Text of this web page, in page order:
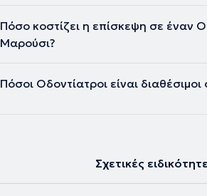
Πόσο κοστίζει η επίσκεψη σε έναν
Μαρούσι?
Πόσοι Οδοντίατροι είναι
Σχετικές